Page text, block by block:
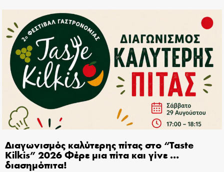
Διαγωνισμός καλύτερης πίτας στο “Taste
Kilkis” 2026 Φέρε μια πίτα και γίνε …
διασημόπιτα!